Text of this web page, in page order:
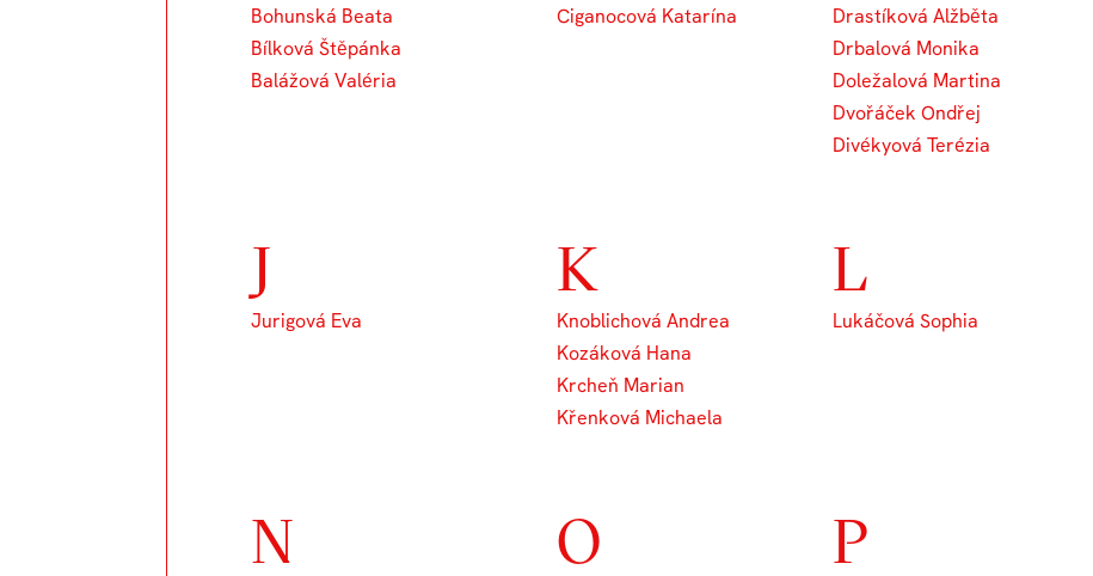
Bohunská Beata
Bílková Štěpánka
Balážová Valéria
Ciganocová Katarína
Drastíková Alžběta
Drbalová Monika
Doležalová Martina
Dvořáček Ondřej
Divékyová Terézia
J
Jurigová Eva
K
Knoblichová Andrea
Kozáková Hana
Krcheň Marian
Křenková Michaela
L
Lukáčová Sophia
N O P